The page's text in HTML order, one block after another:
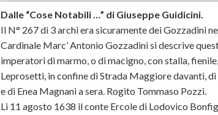
Dalle “Cose Notabili …” di Giuseppe Guidicini.
Il N° 267 di 3 archi era sicuramente dei Gozzadini
Cardinale Marc’ Antonio Gozzadini si descrive
imperatori di marmo, o di macigno, con stalla,
Leprosetti, in confine di Strada Maggiore davanti,
e di Enea Magnani a sera. Rogito Tommaso Pozzi.
Li 11 agosto 1638 il conte Ercole di Lodovico